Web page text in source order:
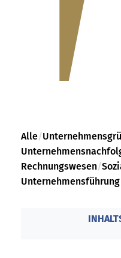
Alle/
Rechnungswesen/
Unternehmensführung